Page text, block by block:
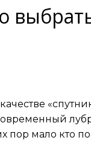
пор мало кто